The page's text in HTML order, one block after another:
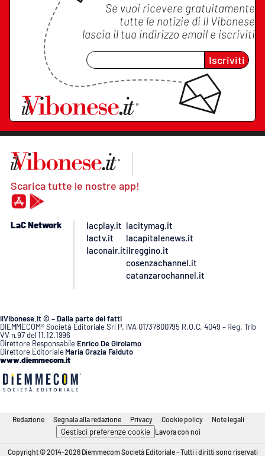
Se vuoi ricevere gratuitamente
tutte le notizie di Il Vibonese
lascia il tuo indirizzo email e iscriviti
Iscriviti
Scarica tutte le nostre app!
LaC Network
lacplay.it
lactv.it
laconair.it
lacitymag.it
lacapitalenews.it
ilreggino.it
cosenzachannel.it
catanzarochannel.it
ilVibonese.it © – Dalla parte dei fatti
DIEMMECOM® Società Editoriale Srl P. IVA 01737800795 R.O.C. 4049 – Reg. Trib
VV n.97 del 11.12.1996
Direttore Responsabile Enrico De Girolamo
Direttore Editoriale Maria Grazia Falduto
www.diemmecom.it
Redazione Segnala alla redazione Privacy Cookie policy Note legali
Gestisci preferenze cookie Lavora con noi
Copyright © 2014-2026 Diemmecom Società Editoriale - Tutti i diritti sono riservati